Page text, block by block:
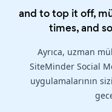
and to top it off,
times, and
Ayrıca, uzman
SiteMinder Social
uygulamalarının